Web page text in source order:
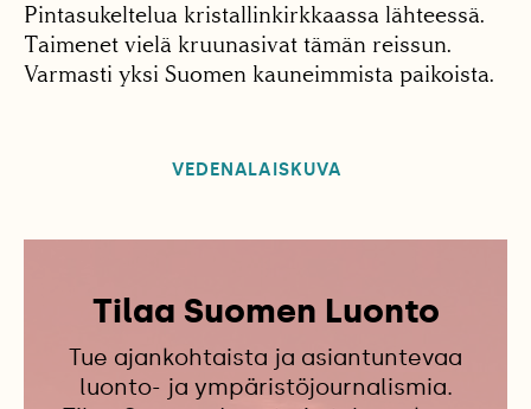
Pintasukeltelua kristallinkirkkaassa lähteessä.
Taimenet vielä kruunasivat tämän reissun.
Varmasti yksi Suomen kauneimmista paikoista.
VEDENALAISKUVA
Tilaa Suomen Luonto
Tue ajankohtaista ja asiantuntevaa
luonto- ja ympäristöjournalismia.